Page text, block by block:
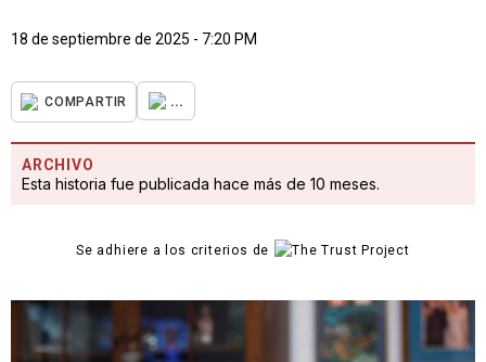
18 de septiembre de 2025 - 7:20 PM
COMPARTIR ...
ARCHIVO
Esta historia fue publicada hace más de 10 meses.
Se adhiere a los criterios de